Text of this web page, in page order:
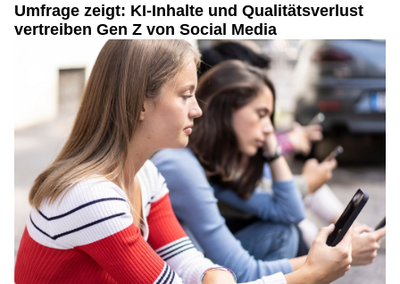
Umfrage zeigt: KI-Inhalte und Qualitätsverlust
vertreiben Gen Z von Social Media